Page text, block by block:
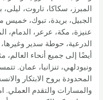
المبرز، سكاكا، تاروت،
الجبيل، بريدة، تبوك، خميس
عنيزة، مكة، عرعر، الدمام،
أيضًا إلى جميع أنحاء العالم،
ونيودلهي، تنزانيا، عمان.
المحدودة بروح الابتكار
والمسارات والتقدم العملي.